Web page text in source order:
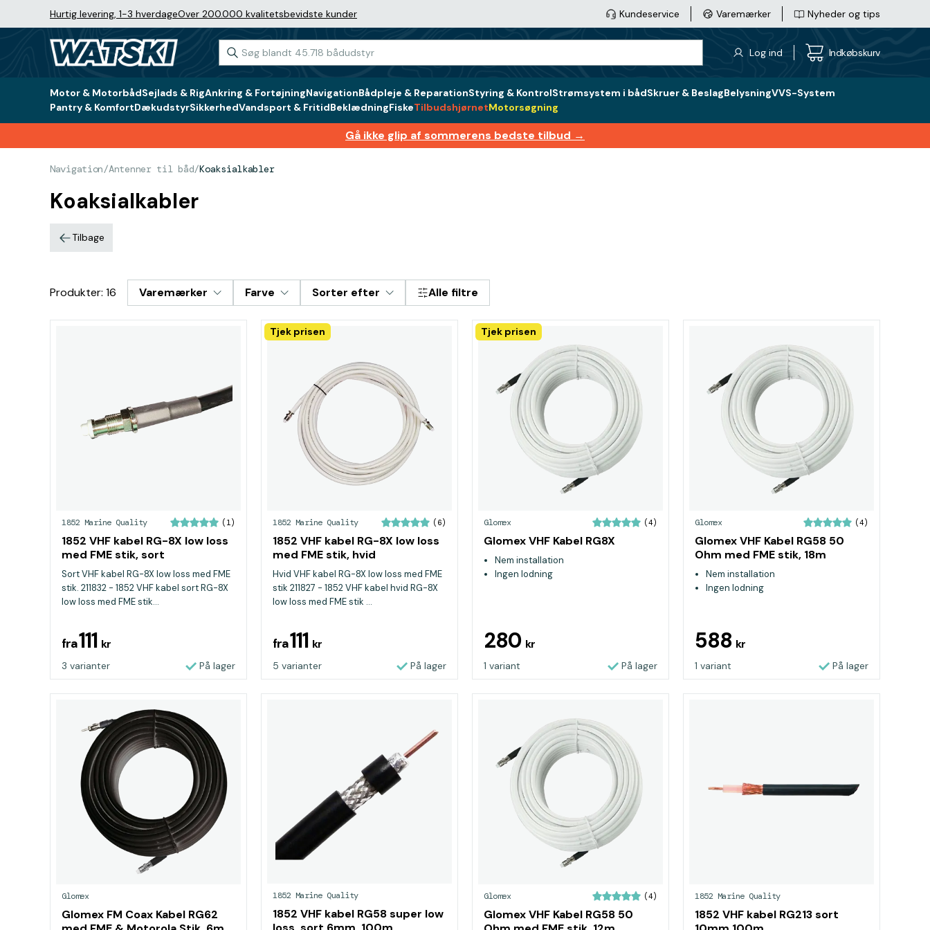
Hurtig levering, 1-3 hverdageOver 200.000 kvalitetsbevidste kunder Kundeservice Varemærker Nyheder og tips
Log ind Indkøbskurv
Motor & MotorbådSejlads & RigAnkring & FortøjningNavigationBådpleje & ReparationStyring & KontrolStrømsystem i bådSkruer & BeslagBelysningVVS-System
Pantry & KomfortDækudstyrSikkerhedVandsport & FritidBeklædningFiskeTilbudshjørnetMotorsøgning
Gå ikke glip af sommerens bedste tilbud →
Navigation/Antenner til båd/Koaksialkabler
Koaksialkabler
Tilbage
Produkter: 16 Varemærker Farve Sorter efter Alle filtre
1852 Marine Quality (1)
1852 VHF kabel RG-8X low loss
med FME stik, sort
Sort VHF kabel RG-8X low loss med FME
stik. 211832 - 1852 VHF kabel sort RG-8X
low loss med FME stik...
fra111 kr
3 varianter På lager
Tjek prisen
1852 Marine Quality (6)
1852 VHF kabel RG-8X low loss
med FME stik, hvid
Hvid VHF kabel RG-8X low loss med FME
stik 211827 - 1852 VHF kabel hvid RG-8X
low loss med FME stik ...
fra111 kr
5 varianter På lager
Tjek prisen
Glomex (4)
Glomex VHF Kabel RG8X
Nem installation
Ingen lodning
280 kr
1 variant På lager
Glomex (4)
Glomex VHF Kabel RG58 50
Ohm med FME stik, 18m
Nem installation
Ingen lodning
588 kr
1 variant På lager
Glomex
Glomex FM Coax Kabel RG62
1852 Marine Quality
1852 VHF kabel RG58 super low
Glomex (4)
Glomex VHF Kabel RG58 50
1852 Marine Quality
1852 VHF kabel RG213 sort